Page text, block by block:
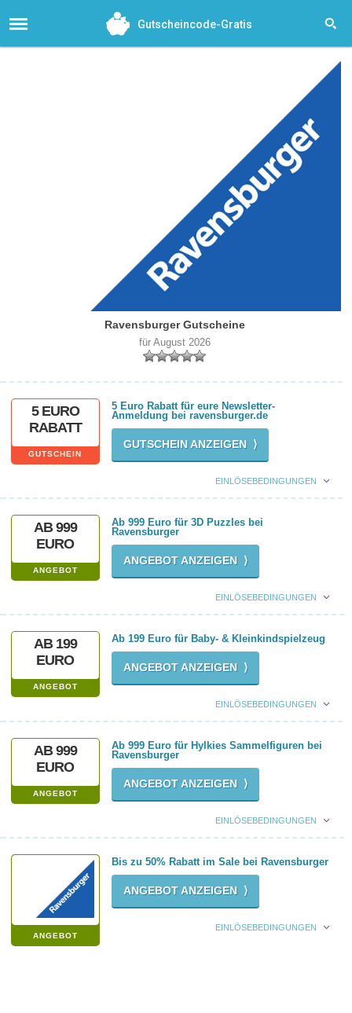
Gutscheincode-Gratis
Ravensburger Gutscheine
für August 2026
5 EURO
RABATT
GUTSCHEIN
5 Euro Rabatt für eure Newsletter-
Anmeldung bei ravensburger.de
GUTSCHEIN ANZEIGEN ⟩
EINLÖSEBEDINGUNGEN
AB 999
EURO
ANGEBOT
Ab 999 Euro für 3D Puzzles bei
Ravensburger
ANGEBOT ANZEIGEN ⟩
EINLÖSEBEDINGUNGEN
AB 199
EURO
ANGEBOT
Ab 199 Euro für Baby- & Kleinkindspielzeug
ANGEBOT ANZEIGEN ⟩
EINLÖSEBEDINGUNGEN
AB 999
EURO
ANGEBOT
Ab 999 Euro für Hylkies Sammelfiguren bei
Ravensburger
ANGEBOT ANZEIGEN ⟩
EINLÖSEBEDINGUNGEN
ANGEBOT
Bis zu 50% Rabatt im Sale bei Ravensburger
ANGEBOT ANZEIGEN ⟩
EINLÖSEBEDINGUNGEN